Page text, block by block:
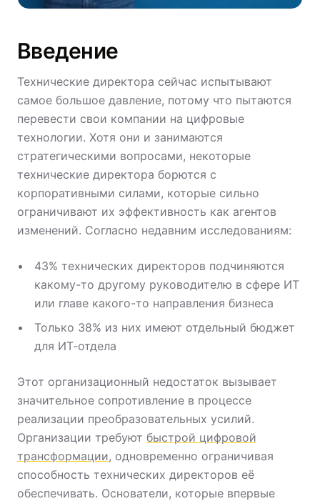
Введение
Технические директора сейчас испытывают
самое большое давление, потому что пытаются
перевести свои компании на цифровые
технологии. Хотя они и занимаются
стратегическими вопросами, некоторые
технические директора борются с
корпоративными силами, которые сильно
ограничивают их эффективность как агентов
изменений. Согласно недавним исследованиям:
43% технических директоров подчиняются
какому-то другому руководителю в сфере ИТ
или главе какого-то направления бизнеса
Только 38% из них имеют отдельный бюджет
для ИТ-отдела
Этот организационный недостаток вызывает
значительное сопротивление в процессе
реализации преобразовательных усилий.
Организации требуют быстрой цифровой
трансформации, одновременно ограничивая
способность технических директоров её
обеспечивать. Основатели, которые впервые